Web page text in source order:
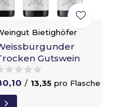
Bietighöfer
Gutswein
/ 13,35 pro Flasche